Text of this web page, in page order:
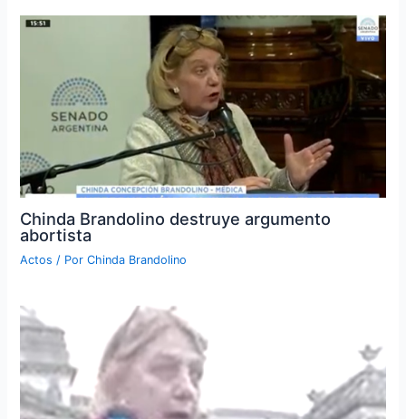
Chinda Brandolino destruye argumento
abortista
Actos / PorChinda Brandolino